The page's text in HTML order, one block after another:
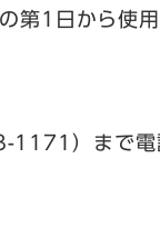
第1日から使
）まで電